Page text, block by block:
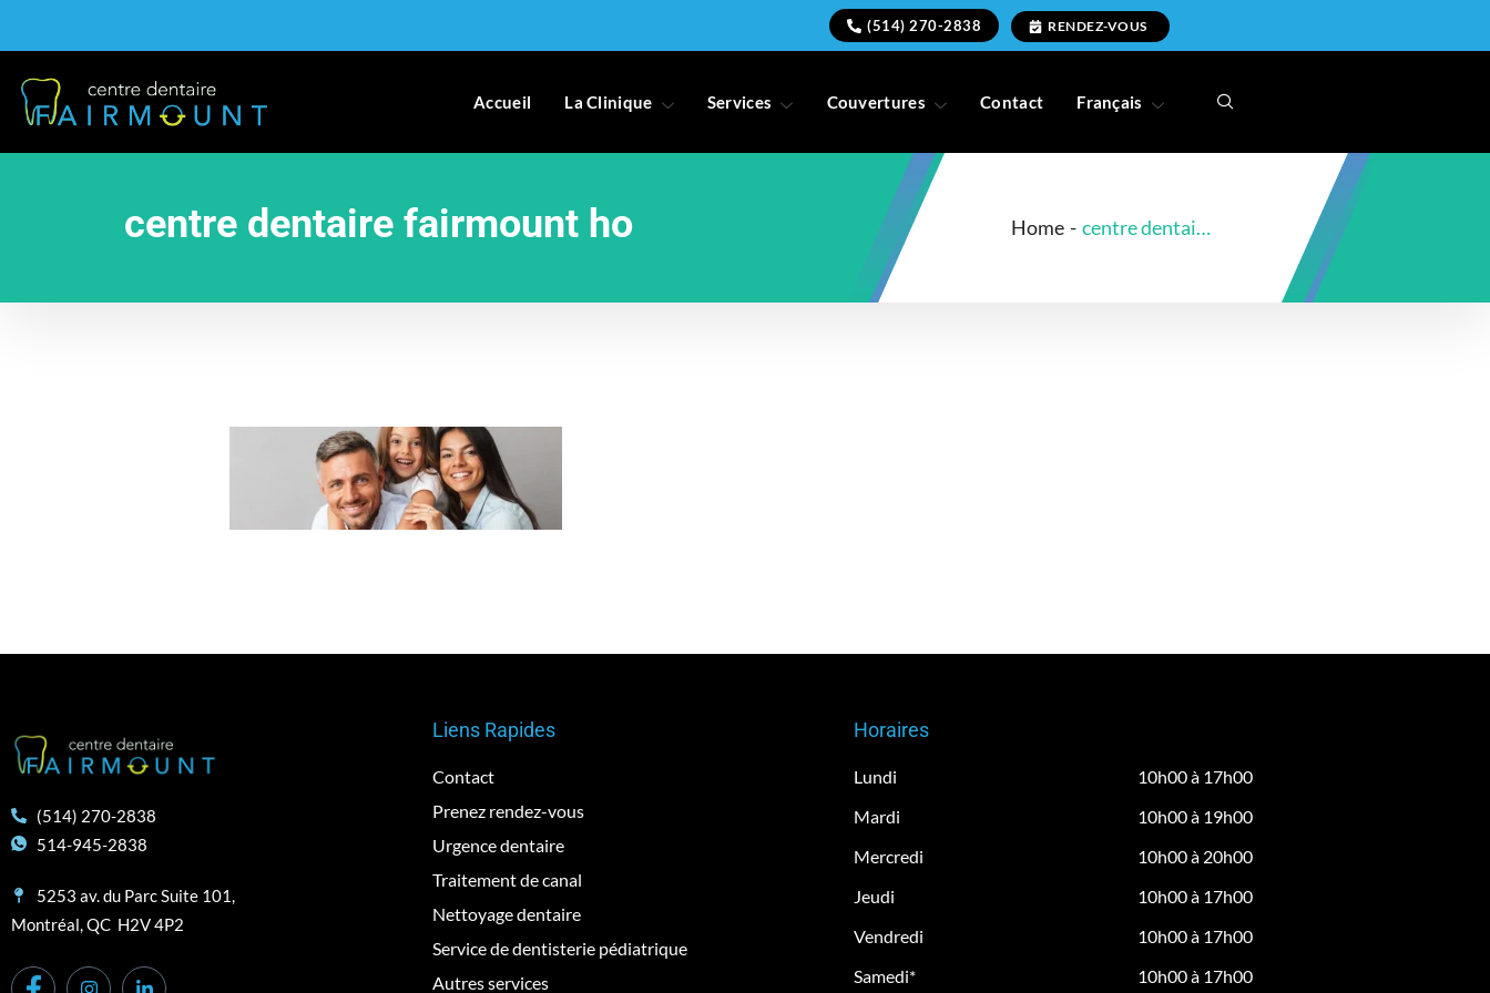
(514) 270-2838 RENDEZ-VOUS
Accueil La Clinique Services Couvertures Contact Français
centre dentaire fairmount ho Home - centre dentaire fairmount ho
(514) 270-2838
514-945-2838
5253 av. du Parc Suite 101,
Montréal, QC H2V 4P2
Liens Rapides
Contact
Prenez rendez-vous
Urgence dentaire
Traitement de canal
Nettoyage dentaire
Service de dentisterie pédiatrique
Autres services
Horaires
Lundi
10h00 à 17h00
Mardi
10h00 à 19h00
Mercredi
10h00 à 20h00
Jeudi
10h00 à 17h00
Vendredi
10h00 à 17h00
Samedi*
10h00 à 17h00